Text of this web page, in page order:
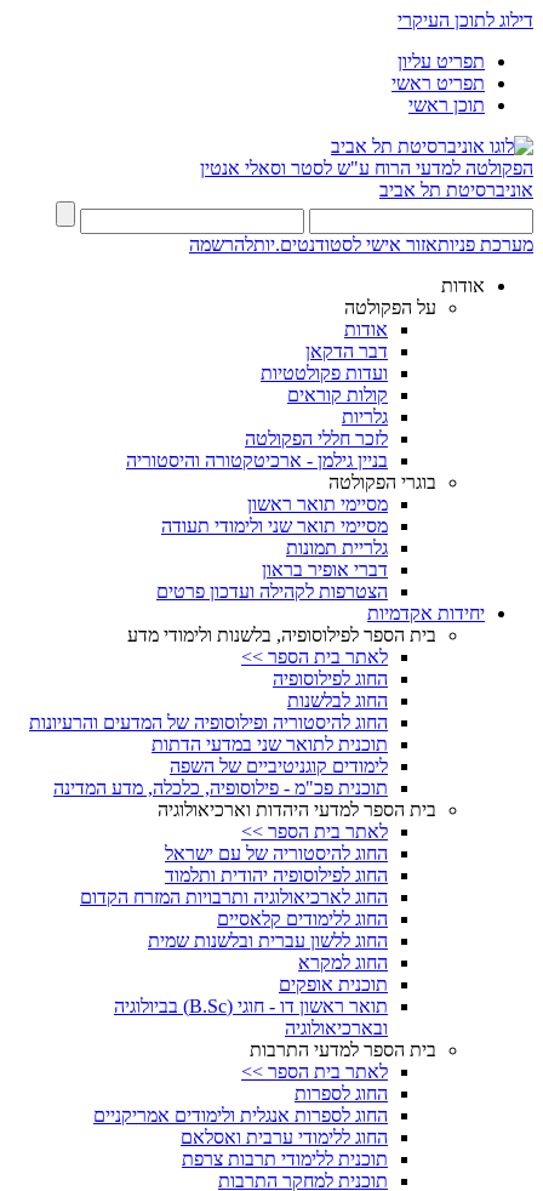
דילוג לתוכן העיקרי
תפריט עליון
תפריט ראשי
תוכן ראשי
הפקולטה למדעי הרוח ע"ש לסטר וסאלי אנטין
אוניברסיטת תל אביב
מערכת פניותאזור אישי לסטודנטים.יותלהרשמה
אודות
על הפקולטה
אודות
דבר הדקאן
ועדות פקולטטיות
קולות קוראים
גלריות
לזכר חללי הפקולטה
בניין גילמן - ארכיטקטורה והיסטוריה
בוגרי הפקולטה
מסיימי תואר ראשון
מסיימי תואר שני ולימודי תעודה
גלריית תמונות
דברי אופיר בראון
הצטרפות לקהילה ועדכון פרטים
יחידות אקדמיות
בית הספר לפילוסופיה, בלשנות ולימודי מדע
לאתר בית הספר >>
החוג לפילוסופיה
החוג לבלשנות
החוג להיסטוריה ופילוסופיה של המדעים והרעיונות
תוכנית לתואר שני במדעי הדתות
לימודים קוגניטיביים של השפה
תוכנית פכ"מ - פילוסופיה, כלכלה, מדע המדינה
בית הספר למדעי היהדות וארכיאולוגיה
לאתר בית הספר >>
החוג להיסטוריה של עם ישראל
החוג לפילוסופיה יהודית ותלמוד
החוג לארכיאולוגיה ותרבויות המזרח הקדום
החוג ללימודים קלאסיים
החוג ללשון עברית ובלשנות שמית
החוג למקרא
תוכנית אופקים
תואר ראשון דו - חוגי (B.Sc) בביולוגיה
ובארכיאולוגיה
בית הספר למדעי התרבות
לאתר בית הספר >>
החוג לספרות
החוג לספרות אנגלית ולימודים אמריקניים
החוג ללימודי ערבית ואסלאם
תוכנית ללימודי תרבות צרפת
תוכנית למחקר התרבות